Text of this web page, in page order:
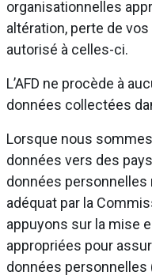
organisationnelles
altération, perte de
autorisé à celles-ci.
L’AFD ne procède à
données collectées
Lorsque nous
données vers des
données personnelles
adéquat par la
appuyons sur la mise
appropriées pour
données personnelles